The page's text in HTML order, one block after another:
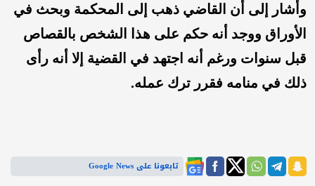
وأشار إلى أن القاضي ذهب إلى المحكمة وبحث في
الأوراق ووجد أنه حكم على هذا الشخص بالقصاص
قبل سنوات ورغم أنه اجتهد في القضية إلا أنه رأى
ذلك في منامه فقرر ترك عمله.
تابعونا على Google News